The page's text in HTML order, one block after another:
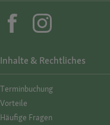
Inhalte & Rechtliches
Termin­buchung
Vorteile
Häufige Fragen